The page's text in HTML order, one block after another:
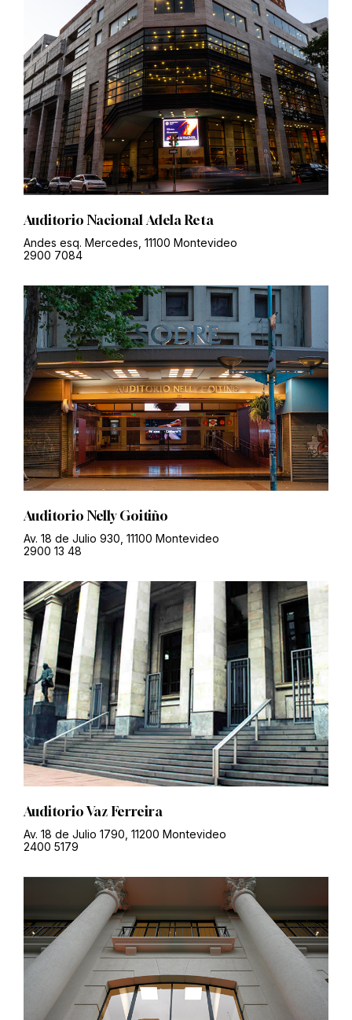
Auditorio Nacional Adela Reta
Andes esq. Mercedes, 11100 Montevideo
2900 7084
Auditorio Nelly Goitiño
Av. 18 de Julio 930, 11100 Montevideo
2900 13 48
Auditorio Vaz Ferreira
Av. 18 de Julio 1790, 11200 Montevideo
2400 5179